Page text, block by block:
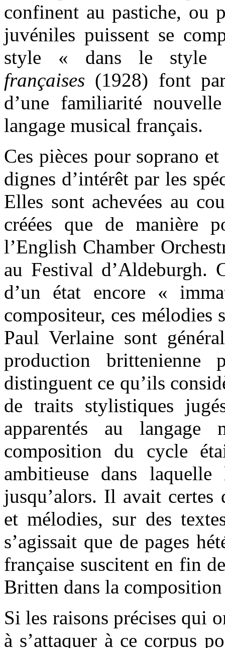
confinent au pastiche, ou
juvéniles puissent se
style « dans le
françaises (1928) font
d’une familiarité
langage musical français.
Ces pièces pour soprano et
dignes d’intérêt par les
Elles sont achevées au
créées que de manière
l’English Chamber
au Festival d’Aldeburgh.
d’un état encore «
compositeur, ces mélodies
Paul Verlaine sont
production brittenienne
distinguent ce qu’ils
de traits stylistiques
apparentés au
composition du cycle
ambitieuse dans
jusqu’alors. Il avait certes
et mélodies, sur des
s’agissait que de pages
française suscitent en fin
Britten dans la
Si les raisons précises qui
à s’attaquer à ce corpus